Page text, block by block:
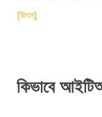
[উৎস]
কিভাবে